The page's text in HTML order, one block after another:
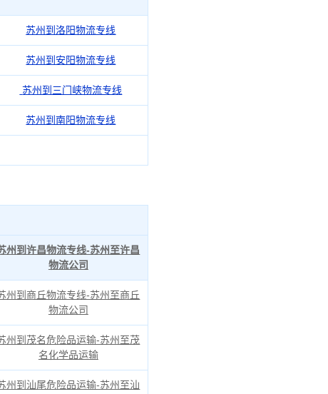
苏州到洛阳物流专线
苏州到安阳物流专线
苏州到三门峡物流专线
苏州到南阳物流专线
州到许昌物流专线-苏州至许昌
物流公司
州到商丘物流专线-苏州至商丘
物流公司
州到茂名危险品运输-苏州至茂
名化学品运输
州到汕尾危险品运输-苏州至汕